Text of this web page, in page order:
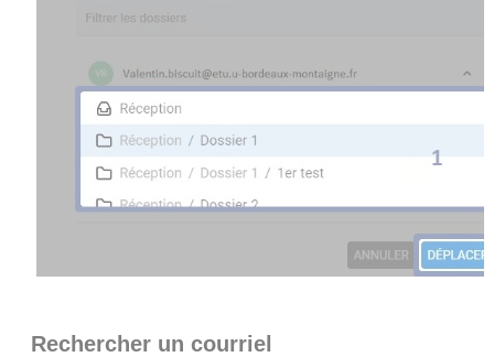
Rechercher un courriel